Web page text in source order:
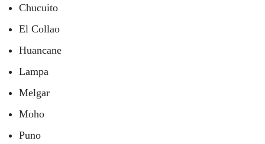
Chucuito
El Collao
Huancane
Lampa
Melgar
Moho
Puno